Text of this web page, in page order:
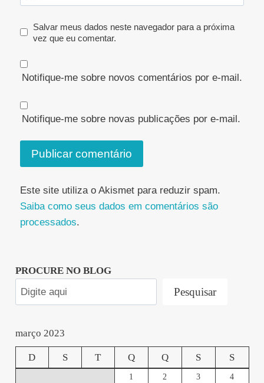
Salvar meus dados neste navegador para a próxima
vez que eu comentar.
Notifique-me sobre novos comentários por e-mail.
Notifique-me sobre novas publicações por e-mail.
Este site utiliza o Akismet para reduzir spam.
Saiba como seus dados em comentários são
processados.
PROCURE NO BLOG
Pesquisar
março 2023
D S T Q Q S S
1 2 3
4